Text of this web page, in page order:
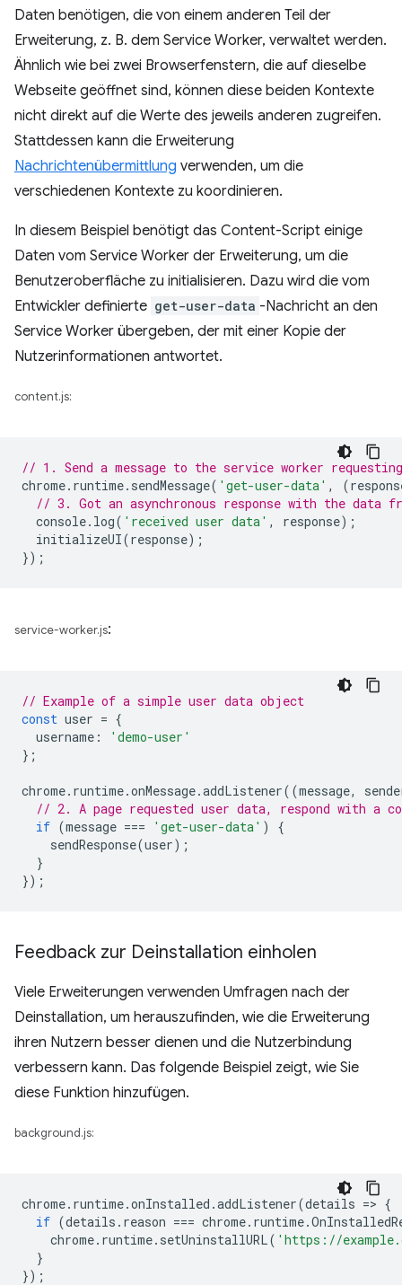
Daten benötigen, die von einem anderen Teil der
Erweiterung, z. B. dem Service Worker, verwaltet werden.
Ähnlich wie bei zwei Browserfenstern, die auf dieselbe
Webseite geöffnet sind, können diese beiden Kontexte
nicht direkt auf die Werte des jeweils anderen zugreifen.
Stattdessen kann die Erweiterung
Nachrichtenübermittlung verwenden, um die
verschiedenen Kontexte zu koordinieren.
In diesem Beispiel benötigt das Content-Script einige
Daten vom Service Worker der Erweiterung, um die
Benutzeroberfläche zu initialisieren. Dazu wird die vom
Entwickler definierte get-user-data -Nachricht an den
Service Worker übergeben, der mit einer Kopie der
Nutzerinformationen antwortet.
content.js:
// 1. Send a message to the service worker
chrome. runtime. sendMessage( 'get-user-data' , (
// 3. Got an asynchronous response with the data
console. log( 'received user data' , response);
initializeUI(response);
});
service-worker.js:
// Example of a simple user data object
const user = {
username :
'demo-user'
};
chrome. runtime.onMessage.addListener((message,
// 2. A page requested user data, respond with a
if (message === 'get-user-data' )
{
sendResponse(user);
}
});
Feedback zur Deinstallation einholen
Viele Erweiterungen verwenden Umfragen nach der
Deinstallation, um herauszufinden, wie die Erweiterung
ihren Nutzern besser dienen und die Nutzerbindung
verbessern kann. Das folgende Beispiel zeigt, wie Sie
diese Funktion hinzufügen.
background.js:
chrome. runtime.onInstalled .addListener(details => {
if (details . reason === chrome. runtime.
chrome. runtime. setUninstallURL( 'https://
}
});